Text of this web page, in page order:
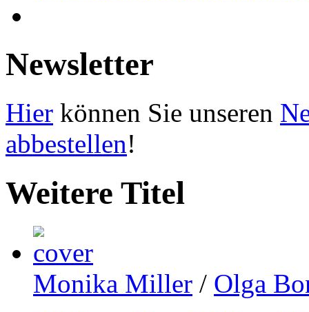
Newsletter
Hier können Sie unseren
abbestellen!
Weitere Titel
Monika Miller / Olga